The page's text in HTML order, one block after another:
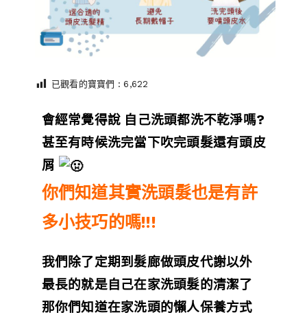
已觀看的寶寶們 : 6,622
會經常覺得說 自己洗頭都洗不乾淨嗎?
甚至有時候洗完當下吹完頭髮還有頭皮
屑
你們知道其實洗頭髮也是有許
多小技巧的嗎!!!
我們除了定期到髮廊做頭皮代謝以外
最長的就是自己在家洗頭髮的清潔了
那你們知道在家洗頭的懶人保養方式